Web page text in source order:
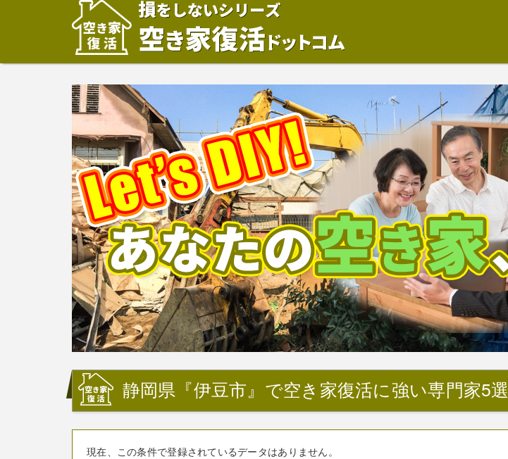
静岡県『伊豆市』で空き家復活に強い専門家5選
現在、この条件で登録されているデータはありません。